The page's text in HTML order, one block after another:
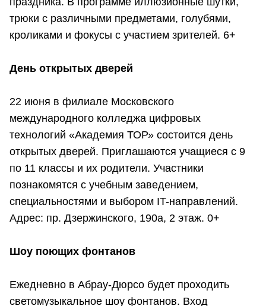
трюки с различными предметами, голубями,
кроликами и фокусы с участием зрителей. 6+
День открытых дверей
22 июня в филиале Московского
международного колледжа цифровых
технологий «Академия ТОР» состоится день
открытых дверей. Приглашаются учащиеся с 9
по 11 классы и их родители. Участники
познакомятся с учебным заведением,
специальностями и выбором IT-направлений.
Адрес: пр. Дзержинского, 190а, 2 этаж. 0+
Шоу поющих фонтанов
Ежедневно в Абрау-Дюрсо будет проходить
светомузыкальное шоу фонтанов. Вход